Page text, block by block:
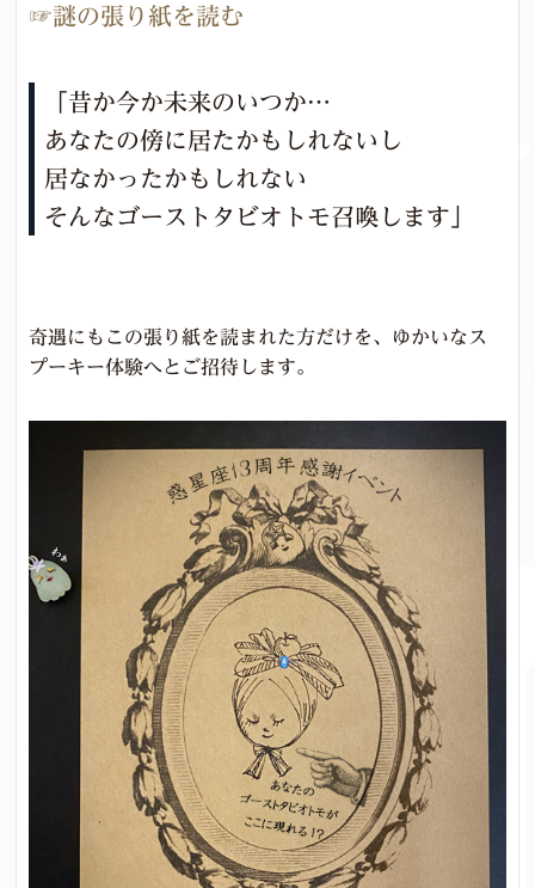
☞謎の張り紙を読む
「昔か今か未来のいつか…
あなたの傍に居たかもしれないし
居なかったかもしれない
そんなゴーストタビオトモ召喚します」
奇遇にもこの張り紙を読まれた方だけを、ゆかいなス
プーキー体験へとご招待します。